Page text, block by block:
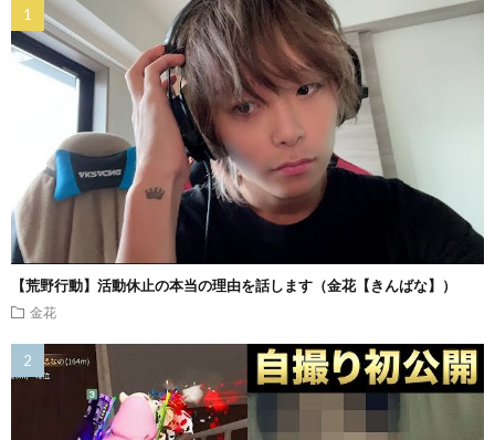
【荒野行動】活動休止の本当の理由を話します（金花【きんばな】）
金花